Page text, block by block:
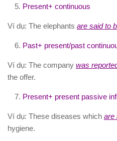
Present+ continuous
Ví dụ: The elephants are said to
Past+ present/past
Ví dụ: The company was
the offer.
Present+ present passive
Ví dụ: These diseases which are
hygiene.